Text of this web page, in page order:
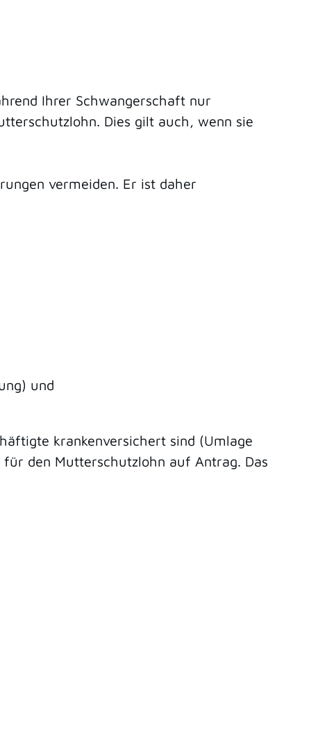
Ihrer Schwangerschaft nur
Dies gilt auch, wenn sie
vermeiden. Er ist daher
und
krankenversichert sind (Umlage
den Mutterschutzlohn auf Antrag. Das